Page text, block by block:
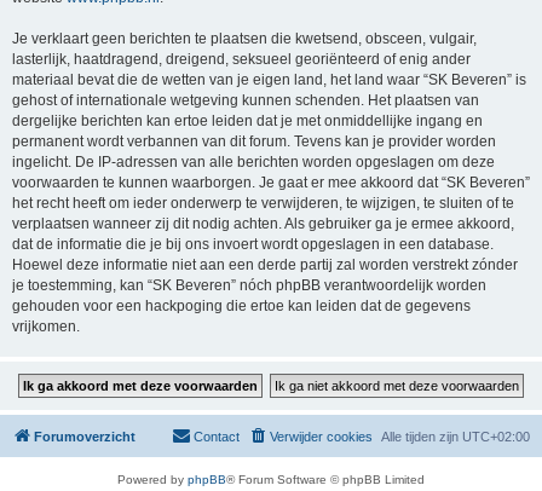
Je verklaart geen berichten te plaatsen die kwetsend, obsceen, vulgair,
lasterlijk, haatdragend, dreigend, seksueel georiënteerd of enig ander
materiaal bevat die de wetten van je eigen land, het land waar “SK Beveren” is
gehost of internationale wetgeving kunnen schenden. Het plaatsen van
dergelijke berichten kan ertoe leiden dat je met onmiddellijke ingang en
permanent wordt verbannen van dit forum. Tevens kan je provider worden
ingelicht. De IP-adressen van alle berichten worden opgeslagen om deze
voorwaarden te kunnen waarborgen. Je gaat er mee akkoord dat “SK Beveren”
het recht heeft om ieder onderwerp te verwijderen, te wijzigen, te sluiten of te
verplaatsen wanneer zij dit nodig achten. Als gebruiker ga je ermee akkoord,
dat de informatie die je bij ons invoert wordt opgeslagen in een database.
Hoewel deze informatie niet aan een derde partij zal worden verstrekt zónder
je toestemming, kan “SK Beveren” nóch phpBB verantwoordelijk worden
gehouden voor een hackpoging die ertoe kan leiden dat de gegevens
vrijkomen.
Forumoverzicht Alle tijden zijn UTC+02:00
Verwijder cookies
Contact
Powered by phpBB® Forum Software © phpBB Limited